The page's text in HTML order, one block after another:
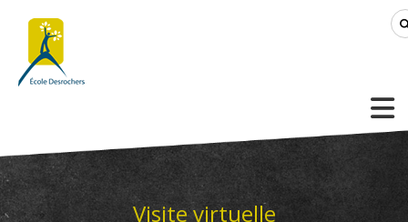
Visite virtuelle